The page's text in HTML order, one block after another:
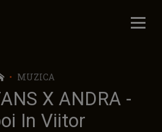
MUZICA
X ANDRA -
In Viitor